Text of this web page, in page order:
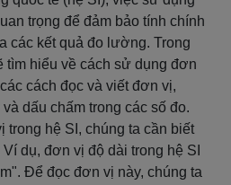
trọng để đảm bảo tính chính
các kết quả đo lường. Trong
tìm hiểu về cách sử dụng đơn
cách đọc và viết đơn vị,
dấu chấm trong các số đo.
hệ SI, chúng ta cần biết
dụ, đơn vị độ dài trong hệ SI
Để đọc đơn vị này, chúng ta